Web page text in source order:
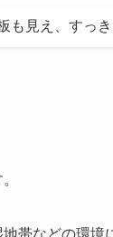
見え、すっき